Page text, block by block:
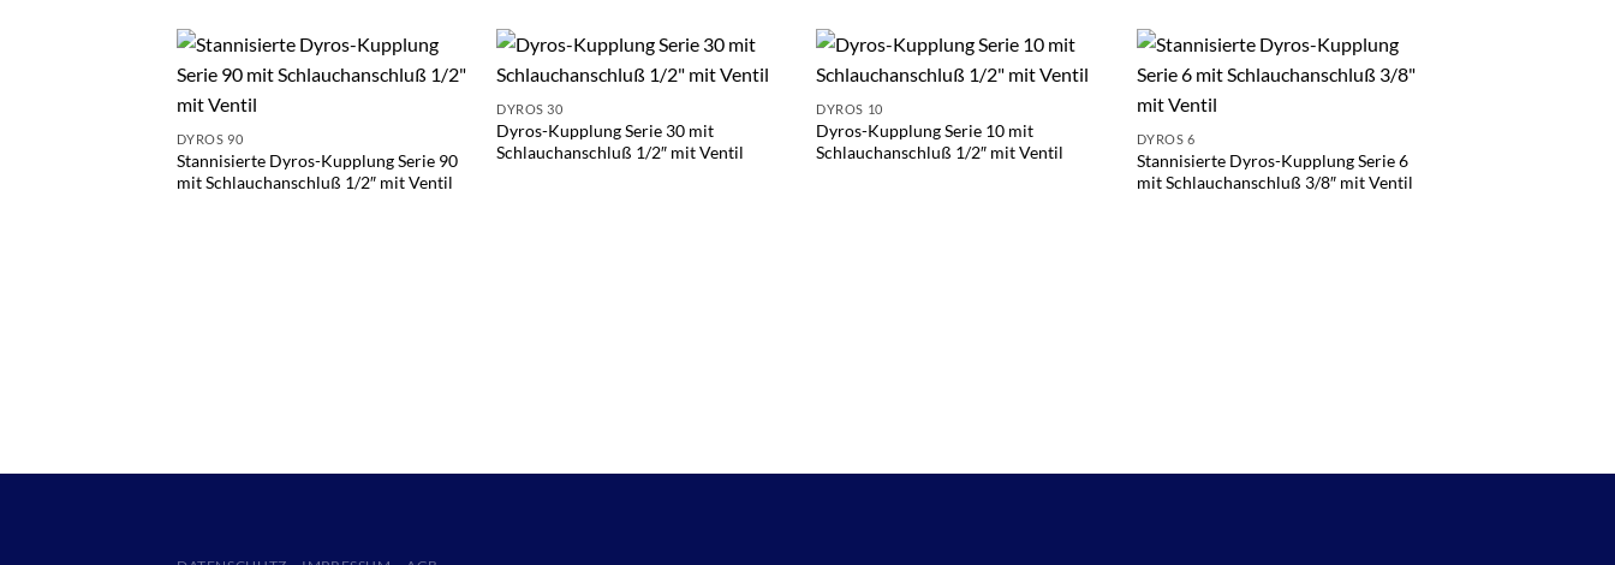
DYROS 90
Stannisierte Dyros-Kupplung Serie 90
mit Schlauchanschluß 1/2″ mit Ventil
DYROS 30
Dyros-Kupplung Serie 30 mit
Schlauchanschluß 1/2″ mit Ventil
DYROS 10
Dyros-Kupplung Serie 10 mit
Schlauchanschluß 1/2″ mit Ventil
DYROS 6
Stannisierte Dyros-Kupplung Serie 6
mit Schlauchanschluß 3/8″ mit Ventil